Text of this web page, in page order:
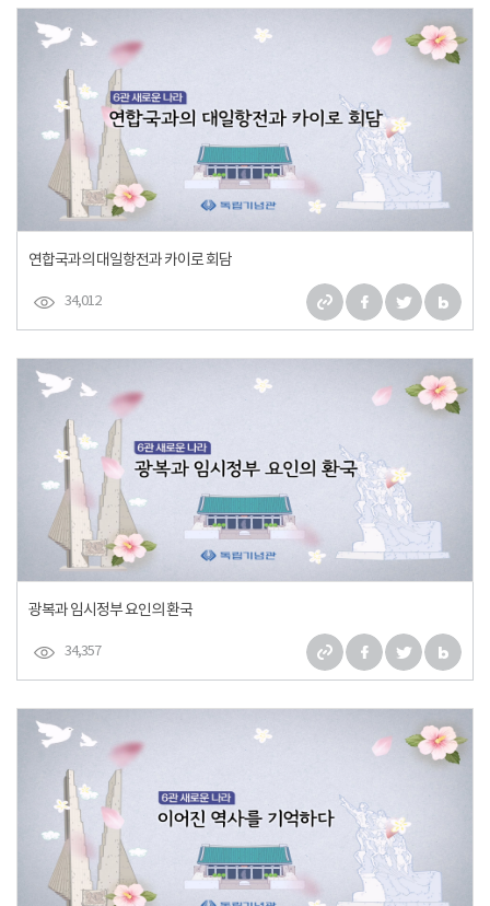
연합국과의 대일항전과 카이로 회담
34,012
광복과 임시정부 요인의 환국
34,357